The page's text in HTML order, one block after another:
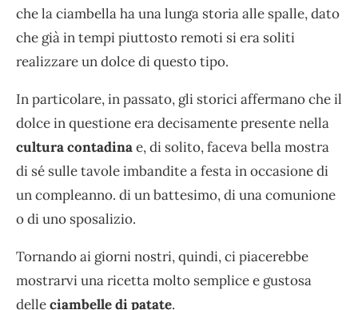
che la ciambella ha una lunga storia alle spalle, dato
che già in tempi piuttosto remoti si era soliti
realizzare un dolce di questo tipo.
In particolare, in passato, gli storici affermano che il
dolce in questione era decisamente presente nella
cultura contadinae, di solito, faceva bella mostra
di sé sulle tavole imbandite a festa in occasione di
un compleanno. di un battesimo, di una comunione
o di uno sposalizio.
Tornando ai giorni nostri, quindi, ci piacerebbe
mostrarvi una ricetta molto semplice e gustosa
delleciambelle di patate.